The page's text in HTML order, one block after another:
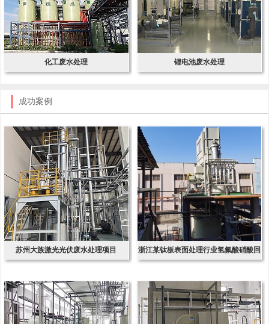
化工废水处理 锂电池废水处理
成功案例
苏州大族激光光伏废水处理项目 浙江某钛板表面处理行业氢氟酸硝酸回